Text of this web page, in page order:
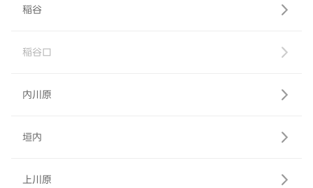
稲谷
稲谷口
内川原
垣内
上川原